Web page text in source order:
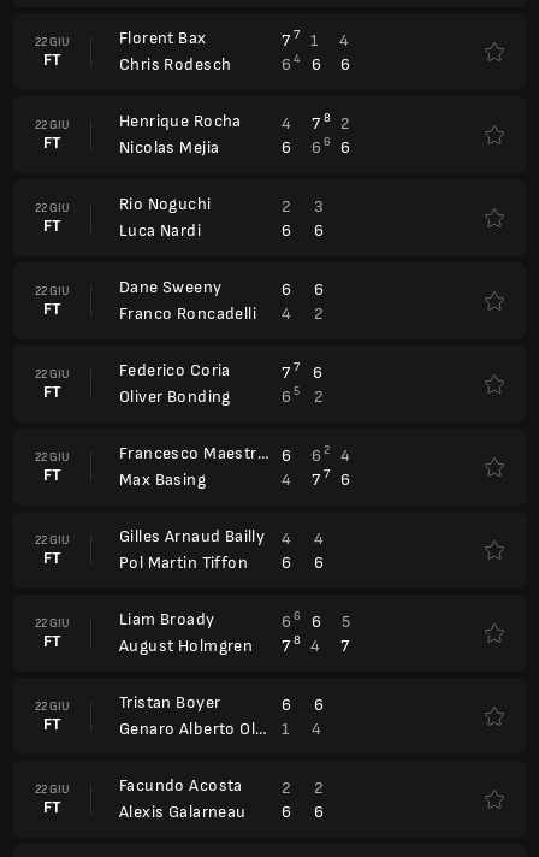
22 GIU
FT
Florent Bax
Chris Rodesch
7 7 1
4
6 4 6 6
22 GIU
FT
Henrique Rocha
Nicolas Mejia
4 7 8
2
6
6 6 6
22 GIU
FT
Rio Noguchi
Luca Nardi
2
3
6
6
22 GIU
FT
Dane Sweeny
Franco Roncadelli
6
6
4
2
22 GIU
FT
Federico Coria
Oliver Bonding
7 7
6
6 5 2
22 GIU
FT
Francesco Maestrelli
Max Basing
6 6 2
4
4
7 7 6
22 GIU
FT
Gilles Arnaud Bailly
Pol Martin Tiffon
4
4
6
6
22 GIU
FT
Liam Broady
August Holmgren
6 6 6
5
7 8 4 7
22 GIU
FT
Tristan Boyer
Genaro Alberto Olivieri
6
6
1
4
22 GIU
FT
Facundo Acosta
Alexis Galarneau
2
2
6
6